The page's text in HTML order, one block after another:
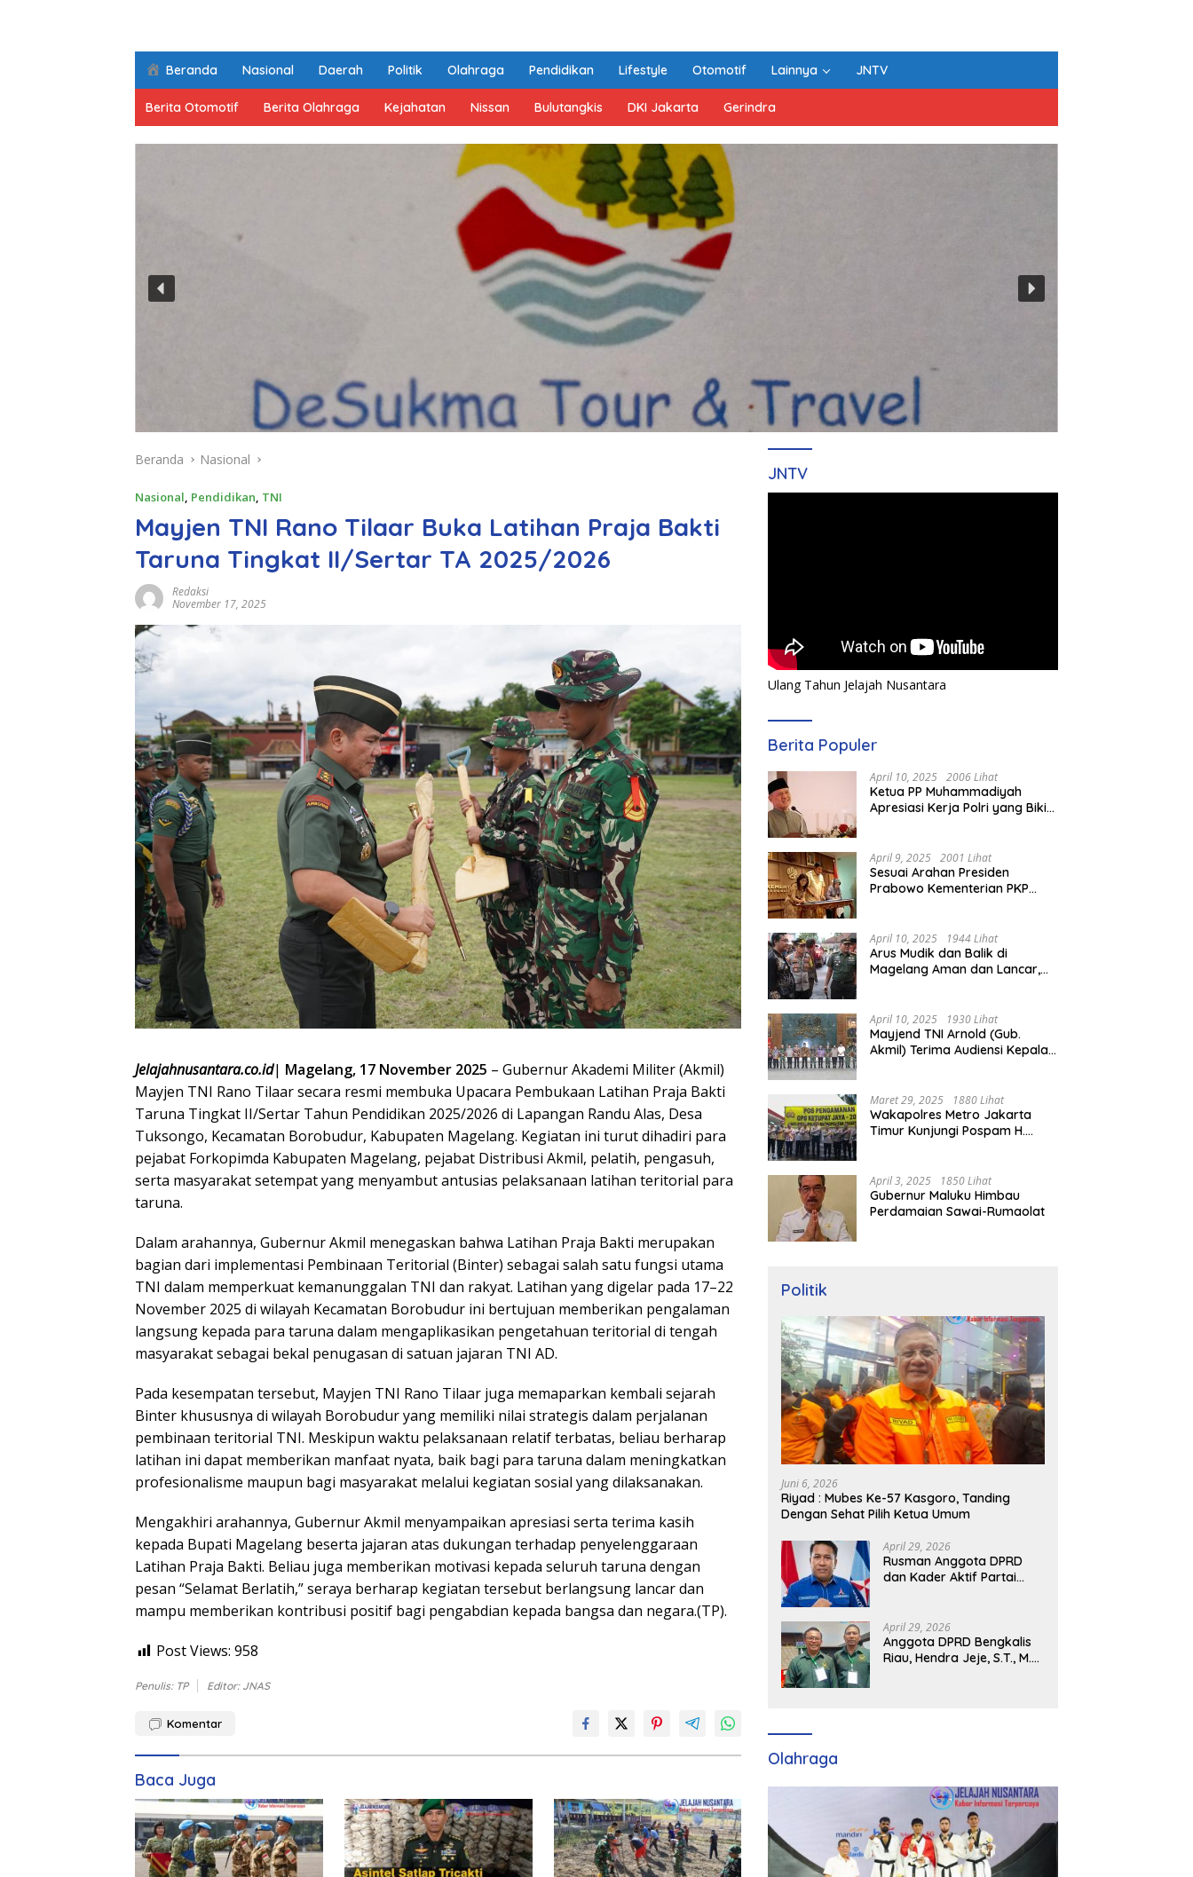
Beranda Nasional Daerah Politik Olahraga Pendidikan Lifestyle Otomotif Lainnya JNTV
Berita Otomotif Berita Olahraga Kejahatan Nissan Bulutangkis DKI Jakarta Gerindra
Beranda Nasional
Nasional, Pendidikan, TNI
Mayjen TNI Rano Tilaar Buka Latihan Praja Bakti
Taruna Tingkat II/Sertar TA 2025/2026
Redaksi
November 17, 2025
Jelajahnusantara.co.id| Magelang, 17 November 2025 – Gubernur Akademi Militer (Akmil)
Mayjen TNI Rano Tilaar secara resmi membuka Upacara Pembukaan Latihan Praja Bakti
Taruna Tingkat II/Sertar Tahun Pendidikan 2025/2026 di Lapangan Randu Alas, Desa
Tuksongo, Kecamatan Borobudur, Kabupaten Magelang. Kegiatan ini turut dihadiri para
pejabat Forkopimda Kabupaten Magelang, pejabat Distribusi Akmil, pelatih, pengasuh,
serta masyarakat setempat yang menyambut antusias pelaksanaan latihan teritorial para
taruna.
Dalam arahannya, Gubernur Akmil menegaskan bahwa Latihan Praja Bakti merupakan
bagian dari implementasi Pembinaan Teritorial (Binter) sebagai salah satu fungsi utama
TNI dalam memperkuat kemanunggalan TNI dan rakyat. Latihan yang digelar pada 17–22
November 2025 di wilayah Kecamatan Borobudur ini bertujuan memberikan pengalaman
langsung kepada para taruna dalam mengaplikasikan pengetahuan teritorial di tengah
masyarakat sebagai bekal penugasan di satuan jajaran TNI AD.
Pada kesempatan tersebut, Mayjen TNI Rano Tilaar juga memaparkan kembali sejarah
Binter khususnya di wilayah Borobudur yang memiliki nilai strategis dalam perjalanan
pembinaan teritorial TNI. Meskipun waktu pelaksanaan relatif terbatas, beliau berharap
latihan ini dapat memberikan manfaat nyata, baik bagi para taruna dalam meningkatkan
profesionalisme maupun bagi masyarakat melalui kegiatan sosial yang dilaksanakan.
Mengakhiri arahannya, Gubernur Akmil menyampaikan apresiasi serta terima kasih
kepada Bupati Magelang beserta jajaran atas dukungan terhadap penyelenggaraan
Latihan Praja Bakti. Beliau juga memberikan motivasi kepada seluruh taruna dengan
pesan “Selamat Berlatih,” seraya berharap kegiatan tersebut berlangsung lancar dan
mampu memberikan kontribusi positif bagi pengabdian kepada bangsa dan negara.(TP).
Post Views: 958
Penulis: TP Editor: JNAS
Komentar
Baca Juga
JNTV
Ulang Tahun Jelajah Nusantara
Berita Populer
April 10, 2025 2006 Lihat
Ketua PP Muhammadiyah
Apresiasi Kerja Polri yang Bikin
April 9, 2025 2001 Lihat
Sesuai Arahan Presiden
Prabowo Kementerian PKP
April 10, 2025 1944 Lihat
Arus Mudik dan Balik di
Magelang Aman dan Lancar,
April 10, 2025 1930 Lihat
Mayjend TNI Arnold (Gub.
Akmil) Terima Audiensi Kepala
Maret 29, 2025 1880 Lihat
Wakapolres Metro Jakarta
Timur Kunjungi Pospam H.
April 3, 2025 1850 Lihat
Gubernur Maluku Himbau
Perdamaian Sawai-Rumaolat
Politik
Juni 6, 2026
Riyad : Mubes Ke-57 Kasgoro, Tanding
Dengan Sehat Pilih Ketua Umum
April 29, 2026
Rusman Anggota DPRD
dan Kader Aktif Partai
Cik Ujang Pimpin DPD
Partai Demokrat SumSel
April 29, 2026
Anggota DPRD Bengkalis
Riau, Hendra Jeje, S.T., M.M
Olahraga